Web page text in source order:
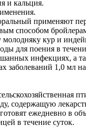
и кальция.
применяют
способом
кур и
для поения в
инфекциях, а
заболеваний 1,0 мл
содержащую
ежедневно в
в течение суток.